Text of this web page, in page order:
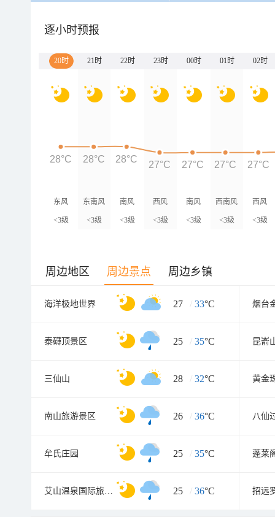
逐小时预报
20时 21时 22时 23时 00时 01时 02时
东风
<3级
东南风
<3级
南风
<3级
西风
<3级
南风
<3级
西南风
<3级
西风
<3级
28°C 28°C 28°C
27°C 27°C 27°C 27°C
周边地区 周边景点 周边乡镇
海洋极地世界 27 / 33°C
泰礴顶景区 25 / 35°C
三仙山 28 / 32°C 黄金
南山旅游景区 26 / 36°C
牟氏庄园 25 / 35°C 蓬莱
艾山温泉国际旅游度假村 25 / 36°C